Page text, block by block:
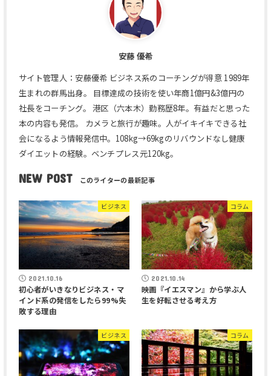
安藤 優希
サイト管理人：安藤優希 ビジネス系のコーチングが得意 1989年
生まれの群馬出身。 目標達成の技術を使い年商1億円&3億円の
社長をコーチング。 港区（六本木）勤務歴8年。有益だと思った
本の内容も発信。 カメラと旅行が趣味。人がイキイキできる社
会になるよう情報発信中。108kg→69kgのリバウンドなし健康
ダイエットの経験。ベンチプレス元120kg。
NEW POST
ビジネス
2021.10.16
初心者がいきなりビジネス・マ
インド系の発信をしたら99%失
敗する理由
コラム
2021.10.14
映画『イエスマン』から学ぶ人
生を好転させる考え方
ビジネス コラム